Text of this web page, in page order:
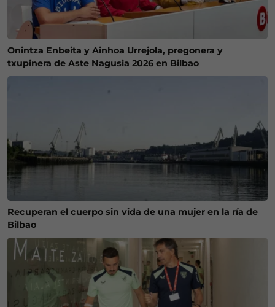
Onintza Enbeita y Ainhoa Urrejola, pregonera y
txupinera de Aste Nagusia 2026 en Bilbao
Recuperan el cuerpo sin vida de una mujer en la ría de
Bilbao